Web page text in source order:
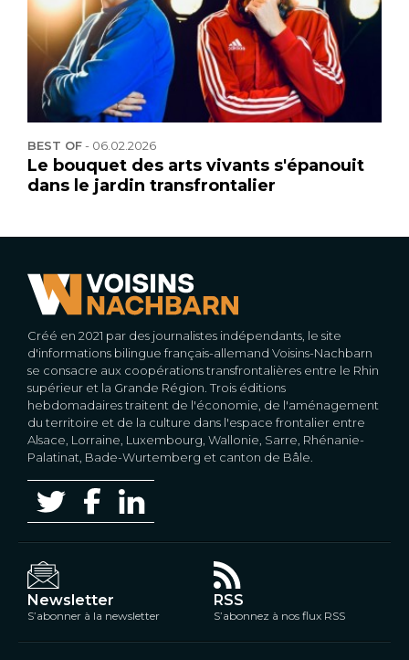
BEST OF- 06.02.2026
Le bouquet des arts vivants s'épanouit
dans le jardin transfrontalier
Créé en 2021 par des journalistes indépendants, le site
d'informations bilingue français-allemand Voisins-Nachbarn
se consacre aux coopérations transfrontalières entre le Rhin
supérieur et la Grande Région. Trois éditions
hebdomadaires traitent de l'économie, de l'aménagement
du territoire et de la culture dans l'espace frontalier entre
Alsace, Lorraine, Luxembourg, Wallonie, Sarre, Rhénanie-
Palatinat, Bade-Wurtemberg et canton de Bâle.
Newsletter
S’abonner à la newsletter
RSS
S’abonnez à nos flux RSS